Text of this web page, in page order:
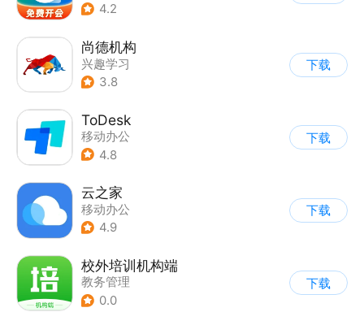
4.2
尚德机构
兴趣学习
3.8
下载
ToDesk
移动办公
4.8
下载
云之家
移动办公
4.9
下载
校外培训机构端
教务管理
0.0
下载